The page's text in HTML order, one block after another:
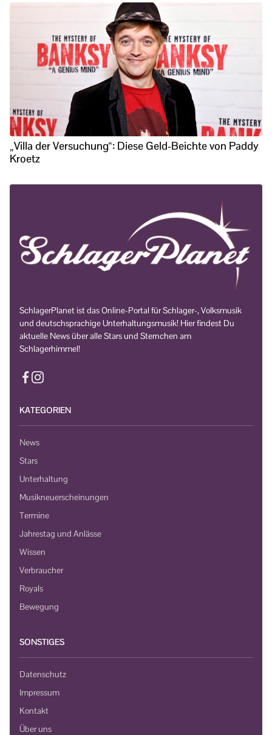
„Villa der Versuchung“: Diese Geld-Beichte von Paddy
Kroetz
SchlagerPlanet ist das Online-Portal für Schlager-, Volksmusik
und deutschsprachige Unterhaltungsmusik! Hier findest Du
aktuelle News über alle Stars und Sternchen am
Schlagerhimmel!
KATEGORIEN
News
Stars
Unterhaltung
Musikneuerscheinungen
Termine
Jahrestag und Anlässe
Wissen
Verbraucher
Royals
Bewegung
SONSTIGES
Datenschutz
Impressum
Kontakt
Über uns